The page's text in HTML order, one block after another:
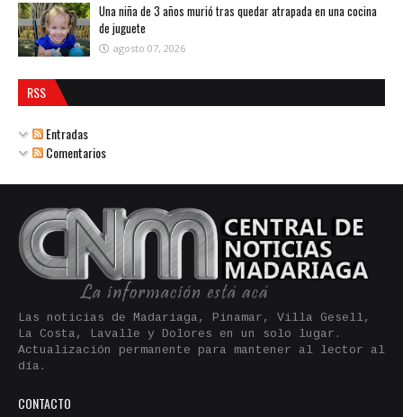
Una niña de 3 años murió tras quedar atrapada en una cocina
de juguete
agosto 07, 2026
RSS
Entradas
Comentarios
Las noticias de Madariaga, Pinamar, Villa Gesell,
La Costa, Lavalle y Dolores en un solo lugar.
Actualización permanente para mantener al lector al
día.
CONTACTO